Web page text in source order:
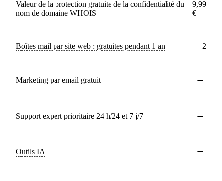
Valeur de la protection gratuite de la confidentialité du
nom de domaine WHOIS
9,99
€
Boîtes mail par site web : gratuites pendant 1 an 2
Marketing par email gratuit
Support expert prioritaire 24 h/24 et 7 j/7
Outils IA